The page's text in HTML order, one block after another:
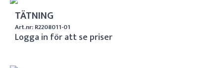
TÄTNING
Art.nr: R2208011-01
Logga in för att se priser